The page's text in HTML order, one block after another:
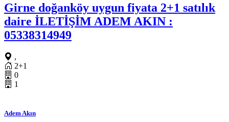
Girne doğanköy uygun fiyata 2+1 satılık
daire İLETİŞİM ADEM AKIN :
05338314949
,
2+1
0
1
Adem Akın